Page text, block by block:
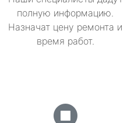
полную информацию.
Назначат цену ремонта и
время работ.